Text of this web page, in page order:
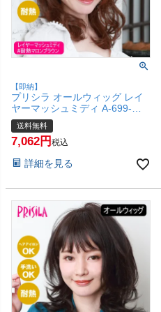
【即納】
プリシラ オールウィッグ レイ
ヤーマッシュミディ A-699-
TMB #耐熱マロンブラウン 【か
つら 和装 コスプレ 医療用 自然
ごくゆるウェーブ バレない ミ
愛い 小顔 簡単 お手軽 初心者向
(6057757)
送料無料
7,062 税込
詳細を見る